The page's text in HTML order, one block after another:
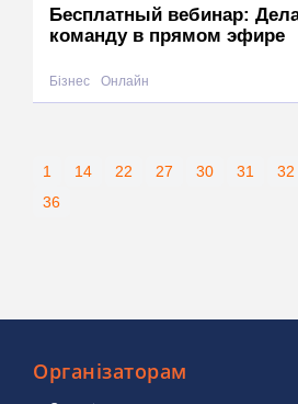
Бесплатный вебинар:
команду в прямом эфире
Бізнес Онлайн
1 14 22 27 30 31 32
36
Організаторам